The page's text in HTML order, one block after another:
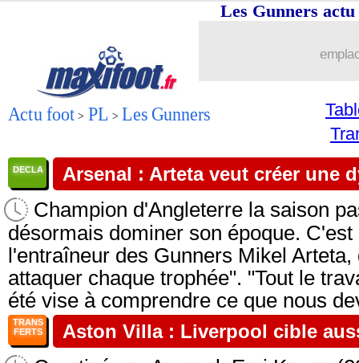
Actu foot > PL > Les Gunners
Les Gunners
DECLA Arsenal : Arteta veut créer une
Champion d'Angleterre la saison
désormais dominer son époque.
l'entraîneur des Gunners Mikel
attaquer chaque trophée". "Tout le
été vise à comprendre ce que nous
TRANS
FERTS
Aston Villa : Liverpool cible